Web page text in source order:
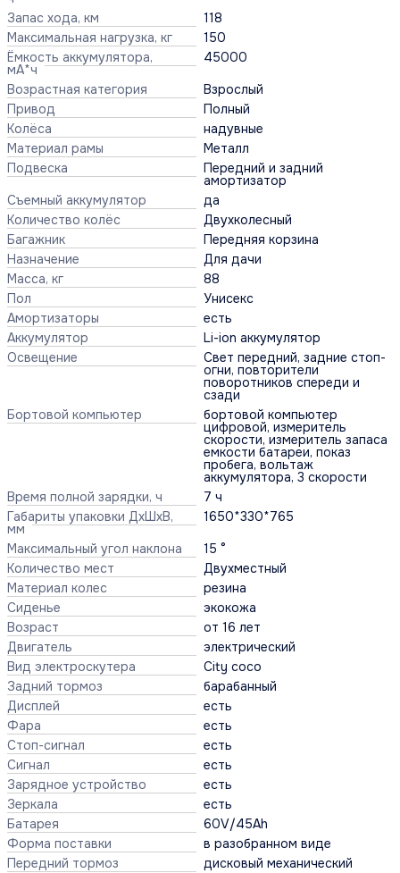
Запас хода, км
118
Максимальная нагрузка, кг
150
Ёмкость аккумулятора,
мА*ч
45000
Возрастная категория
Взрослый
Привод
Полный
Колёса
надувные
Материал рамы
Металл
Подвеска
Передний и задний
амортизатор
Съемный аккумулятор
да
Количество колёс
Двухколесный
Багажник
Передняя корзина
Назначение
Для дачи
Масса, кг
88
Пол
Унисекс
Амортизаторы
есть
Аккумулятор
Li-ion аккумулятор
Освещение
Свет передний, задние стоп-
огни, повторители
поворотников спереди и
сзади
Бортовой компьютер
бортовой компьютер
цифровой, измеритель
скорости, измеритель запаса
емкости батареи, показ
пробега, вольтаж
аккумулятора, 3 скорости
Время полной зарядки, ч
7 ч
Габариты упаковки ДхШхВ,
мм
1650*330*765
Максимальный угол наклона
15 °
Количество мест
Двухместный
Материал колес
резина
Сиденье
экокожа
Возраст
от 16 лет
Двигатель
электрический
Вид электроскутера
City coco
Задний тормоз
барабанный
Дисплей
есть
Фара
есть
Стоп-сигнал
есть
Сигнал
есть
Зарядное устройство
есть
Зеркала
есть
Батарея
60V/45Ah
Форма поставки
в разобранном виде
Передний тормоз
дисковый механический